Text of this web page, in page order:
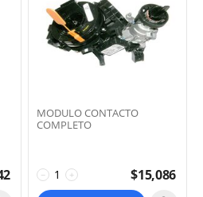
MODULO CONTACTO
COMPLETO
+
− $15,086